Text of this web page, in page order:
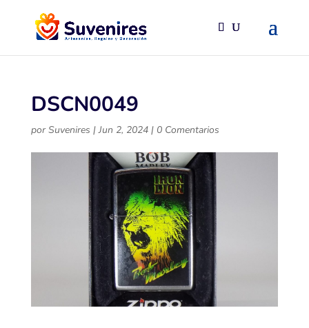
DSCN0049
porSuvenires |Jun 2, 2024| 0 Comentarios